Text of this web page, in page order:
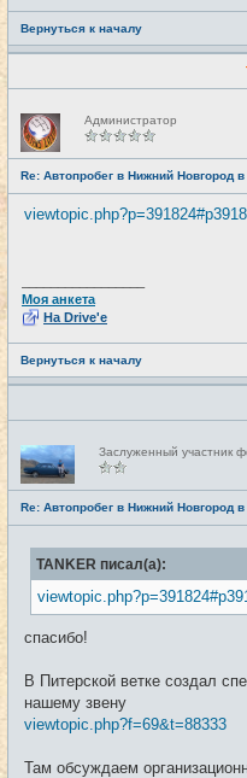
Вернуться к началу
Н
е
в
с
е
т
и
Администратор
Re: Автопробег в Нижний Новгород в
Моя анкета
На Drive'e
Вернуться к началу
Н
е
в
с
е
т
и
Заслуженный участник
Re: Автопробег в Нижний Новгород в
TANKER писал(а):
спасибо!
В Питерской ветке создал
нашему звену
viewtopic.php?f=69&t=88333
Там обсуждаем